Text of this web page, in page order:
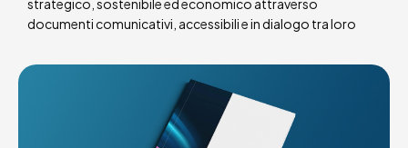
strategico, sostenibile ed economico attraverso
documenti comunicativi, accessibili e in dialogo tra loro